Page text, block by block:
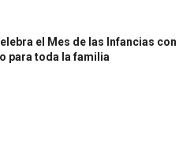
el Mes de las Infancias con
para toda la familia